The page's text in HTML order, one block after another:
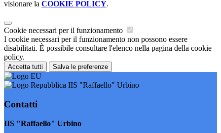
visionare la COOKIE POLICY.
Cookie necessari per il funzionamento
I cookie necessari per il funzionamento non possono essere
disabilitati. È possibile consultare l'elenco nella pagina della cookie
policy.
Accetta tutti Salva le preferenze
IIS "Raffaello" Urbino
Contatti
IIS "Raffaello" Urbino